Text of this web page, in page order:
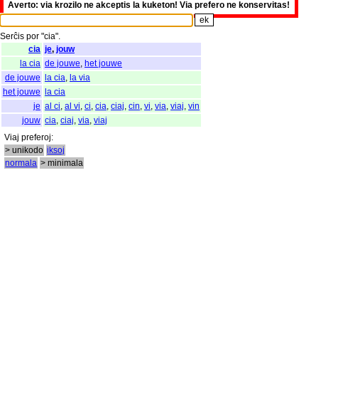
Averto: via krozilo ne akceptis la kuketon! Via prefero ne konservitas!
Serĉis por "cia".
cia je, jouw
la cia de jouwe het jouwe
de jouwe la cia la via
het jouwe la cia
je al ci al vi ci cia ciaj cin vi via viaj vin
jouw cia ciaj via viaj
Viaj preferoj:
> unikodo iksoj
normala > minimala